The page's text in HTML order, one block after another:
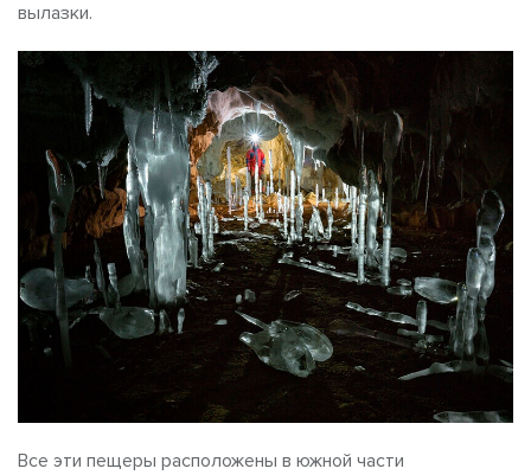
вылазки.
Все эти пещеры расположены в южной части